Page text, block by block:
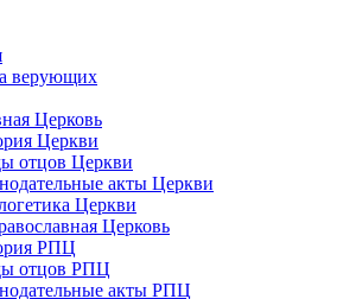
верующих
Церковь
Церкви
отцов Церкви
акты Церкви
Церкви
Церковь
РПЦ
отцов РПЦ
акты РПЦ